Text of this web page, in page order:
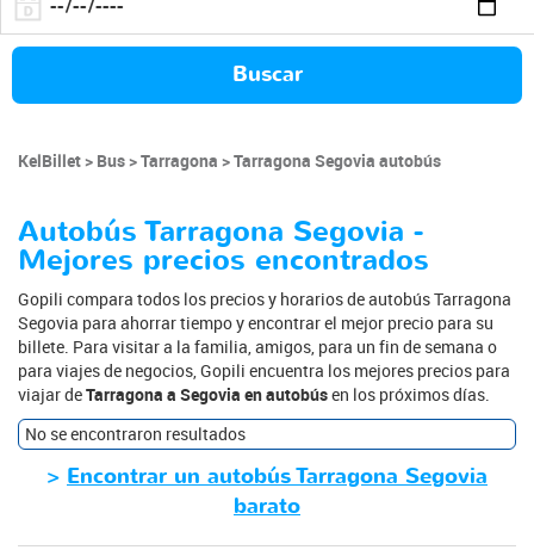
Buscar
KelBillet Bus Tarragona Tarragona Segovia autobús
Autobús Tarragona Segovia -
Mejores precios encontrados
Gopili compara todos los precios y horarios de autobús Tarragona
Segovia para ahorrar tiempo y encontrar el mejor precio para su
billete. Para visitar a la familia, amigos, para un fin de semana o
para viajes de negocios, Gopili encuentra los mejores precios para
viajar deTarragona a Segovia en autobúsen los próximos días.
No se encontraron resultados
> Encontrar un autobús Tarragona Segovia
barato